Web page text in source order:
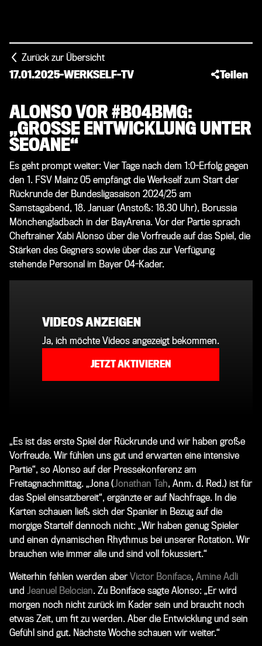
Zurück zur Übersicht
17.01.2025-WERKSELF-TV Teilen
ALONSO VOR #B04BMG:
„GROSSE ENTWICKLUNG UNTER S
EOANE“
Es geht prompt weiter: Vier Tage nach dem 1:0-Erfolg gegen
den 1. FSV Mainz 05 empfängt die Werkself zum Start der
Rückrunde der Bundesligasaison 2024/25 am
Samstagabend, 18. Januar (Anstoß: 18.30 Uhr), Borussia
Mönchengladbach in der BayArena. Vor der Partie sprach
Cheftrainer Xabi Alonso über die Vorfreude auf das Spiel, die
Stärken des Gegners sowie über das zur Verfügung
stehende Personal im Bayer 04-Kader.
VIDEOS ANZEIGEN
Ja, ich möchte Videos angezeigt bekommen.
JETZT AKTIVIEREN
„Es ist das erste Spiel der Rückrunde und wir haben große
Vorfreude. Wir fühlen uns gut und erwarten eine intensive
Partie“, so Alonso auf der Pressekonferenz am
Freitagnachmittag. „Jona (Jonathan Tah, Anm. d. Red.) ist für
das Spiel einsatzbereit“, ergänzte er auf Nachfrage. In die
Karten schauen ließ sich der Spanier in Bezug auf die
morgige Startelf dennoch nicht: „Wir haben genug Spieler
und einen dynamischen Rhythmus bei unserer Rotation. Wir
brauchen wie immer alle und sind voll fokussiert.“
Weiterhin fehlen werden aberVictor Boniface, Amine Adli
und Jeanuel Belocian. Zu Boniface sagte Alonso: „Er wird
morgen noch nicht zurück im Kader sein und braucht noch
etwas Zeit, um fit zu werden. Aber die Entwicklung und sein
Gefühl sind gut. Nächste Woche schauen wir weiter.“